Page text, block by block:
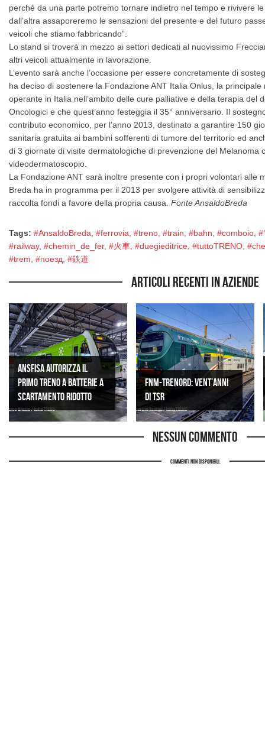
perché da una parte potremo tornare indietro nel tempo e rivivere
dall’altra assaporeremo le sensazioni del presente e del futuro
veicoli che stiamo fabbricando”.
Lo stand si troverà in mezzo ai settori dedicati al nuovissimo
altri veicoli attualmente in lavorazione.
L’evento sarà anche l’occasione per essere concretamente di
ha deciso di sostenere la Fondazione ANT Italia Onlus, la
operante in Italia nell’ambito delle cure palliative e della terapia del
Oncologici e che quest’anno festeggia il 35° anniversario. Il
contributo economico, per l’anno 2013, destinato a garantire 150
sanitaria gratuita ai bambini sofferenti di tumore del territorio ed
di 3 giornate di visite dermatologiche di prevenzione del Melanoma
videodermatoscopio.
La Fondazione ANT sarà inoltre presente con i propri volontari alle
Breda ha in programma per il 2013 per svolgere attività di
raccolta fondi a favore della propria causa. Fonte AnsaldoBreda
Tags: #AnsaldoBreda #ferrovia, #treno, #train, #bahn, #comboio,
#railway, #chemin_de_fer, #火車, #duegieditrice, #tuttoTRENO,
#trem, #поезд, #鉄道
Articoli recenti in Aziende
ANSFISA AUTORIZZA IL
PRIMO TRENO A BATTERIE A
SCARTAMENTO RIDOTTO
FNM-Trenord: vent’anni
di TSR
Nessun commento
Commenti non disponibili.